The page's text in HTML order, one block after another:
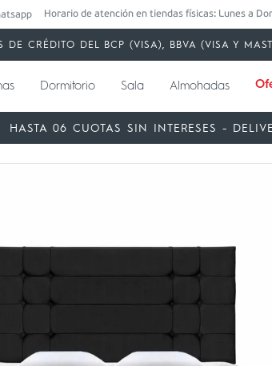
Horario de atención en tiendas físicas: Lunes a
DE CRÉDITO DEL BCP (VISA), BBVA (VISA Y
Dormitorio Sala Almohadas
HASTA 06 CUOTAS SIN INTERESES -